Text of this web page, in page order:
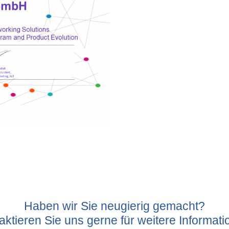
Haben wir Sie neugierig gemacht?
Sie uns gerne für weitere